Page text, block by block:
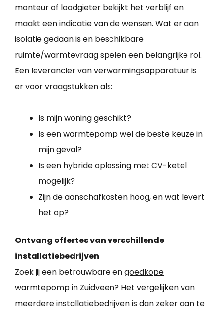
monteur of loodgieter bekijkt het verblijf en
maakt een indicatie van de wensen. Wat er aan
isolatie gedaan is en beschikbare
ruimte/warmtevraag spelen een belangrijke rol.
Een leverancier van verwarmingsapparatuur is
er voor vraagstukken als:
Is mijn woning geschikt?
Is een warmtepomp wel de beste keuze in
mijn geval?
Is een hybride oplossing met CV-ketel
mogelijk?
Zijn de aanschafkosten hoog, en wat levert
het op?
Ontvang offertes van verschillende
installatiebedrijven
Zoek jij een betrouwbare engoedkope
warmtepomp in Zuidveen? Het vergelijken van
meerdere installatiebedrijven is dan zeker aan te